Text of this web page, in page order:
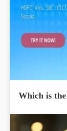
Which is